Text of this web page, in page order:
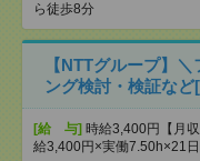
ら徒歩8分
【NTTグループ】
ング検討・検証など
[給 与] 時給3,400円【月
給3,400円×実働7.50h×21